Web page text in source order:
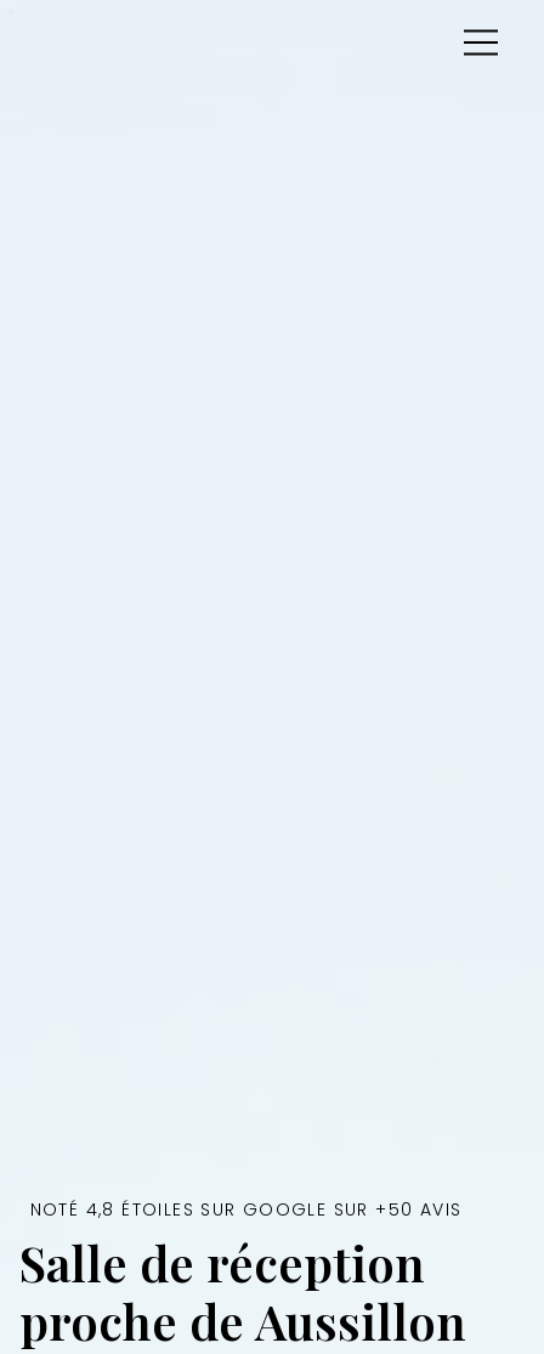
NOTÉ 4,8 ÉTOILES SUR GOOGLE SUR +50 AVIS
Salle de réception
proche de Aussillon